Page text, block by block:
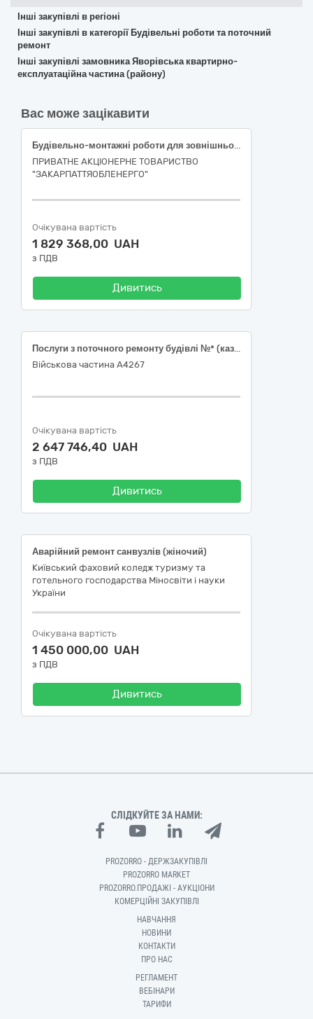
Інші закупівлі в регіоні
Інші закупівлі в категорії Будівельні роботи та поточний
ремонт
Інші закупівлі замовника Яворівська квартирно-
експлуатаційна частина (району)
Вас може зацікавити
Будівельно-монтажні роботи для зовнішнього електропостачання частини меблевого цеху, за адресою: м. Свалява, вул. Першотравнева, 64/3 (2124010100:01:032:0031) (Нестандартне приєднання).
ПРИВАТНЕ АКЦІОНЕРНЕ ТОВАРИСТВО
"ЗАКАРПАТТЯОБЛЕНЕРГО"
Очікувана вартість
1 829 368,00 UAH
з ПДВ
Дивитись
Послуги з поточного ремонту будівлі №* (казарма) військової частини А 4267.
Військова частина А4267
Очікувана вартість
2 647 746,40 UAH
з ПДВ
Дивитись
Аварійний ремонт санвузлів (жіночий)
Київський фаховий коледж туризму та
готельного господарства Міносвіти і науки
України
Очікувана вартість
1 450 000,00 UAH
з ПДВ
Дивитись
СЛІДКУЙТЕ ЗА НАМИ:
PROZORRO - ДЕРЖЗАКУПІВЛІ
PROZORRO MARKET
PROZORRO.ПРОДАЖІ - АУКЦІОНИ
КОМЕРЦІЙНІ ЗАКУПІВЛІ
НАВЧАННЯ
НОВИНИ
КОНТАКТИ
ПРО НАС
РЕГЛАМЕНТ
ВЕБІНАРИ
ТАРИФИ